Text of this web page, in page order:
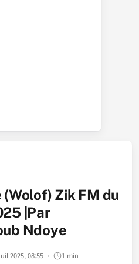
Zik FM du
|Par
Ndoye
2025, 08:55 1 min